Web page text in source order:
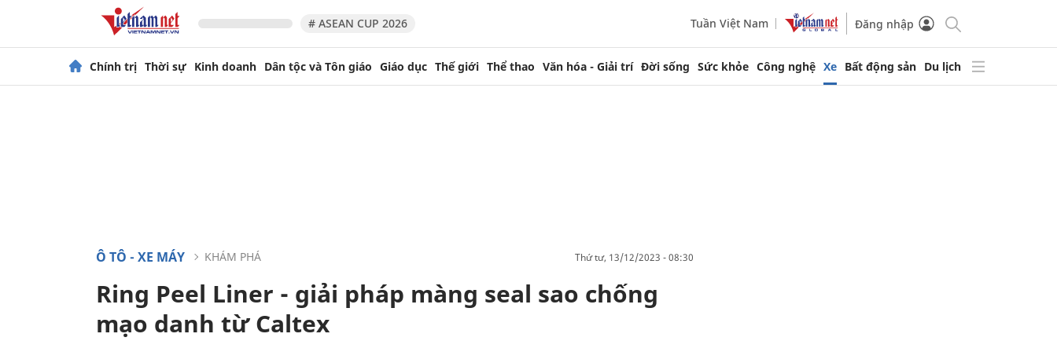
# ASEAN CUP 2026 Tuần Việt Nam Đăng nhập
Chính trị Thời sự Kinh doanh Dân tộc và Tôn giáo Giáo dục Thế giới Thể thao Văn hóa - Giải trí Đời sống Sức khỏe Công nghệ Xe Bất động sản Du lịch
Ô TÔ - XE MÁY KHÁM PHÁ thứ tư, 13/12/2023 - 08:30
Ring Peel Liner - giải pháp màng seal sao chống
mạo danh từ Caltex